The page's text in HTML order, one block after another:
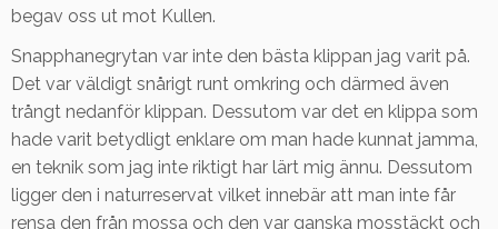
begav oss ut mot Kullen.
Snapphanegrytan var inte den bästa klippan jag varit på.
Det var väldigt snårigt runt omkring och därmed även
trångt nedanför klippan. Dessutom var det en klippa som
hade varit betydligt enklare om man hade kunnat jamma,
en teknik som jag inte riktigt har lärt mig ännu. Dessutom
ligger den i naturreservat vilket innebär att man inte får
rensa den från mossa och den var ganska mosstäckt och